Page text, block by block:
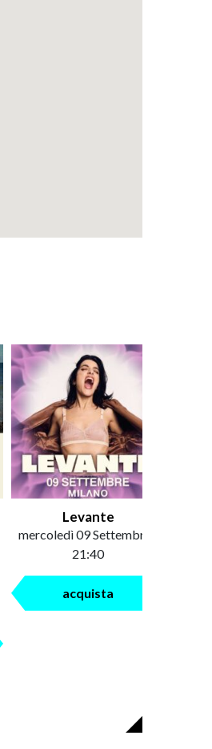
Levante
mercoledì 09 Settembre /
21:40
acquista